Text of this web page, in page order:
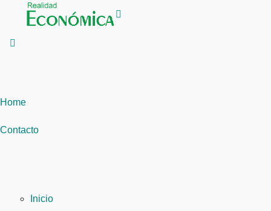
contenido
Home
Contacto
Inicio